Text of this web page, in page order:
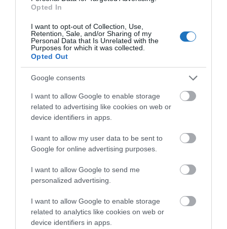
Opted In
I want to opt-out of Collection, Use,
Retention, Sale, and/or Sharing of my
Personal Data that Is Unrelated with the
Purposes for which it was collected.
Opted Out
Google consents
I want to allow Google to enable storage
related to advertising like cookies on web or
device identifiers in apps.
I want to allow my user data to be sent to
Google for online advertising purposes.
I want to allow Google to send me
personalized advertising.
I want to allow Google to enable storage
related to analytics like cookies on web or
device identifiers in apps.
megfelelően itt a 2. verzió valósult meg.
Közös minden típusban a víz, ami elengedhetetlen
része a japánkertnek és általában kút, vagy folyóka
formájában jelenik meg benne. A gyulai japánkert
tervezője ez utóbbit választotta ki a síkvidéki kert
Mindkét típusújapánkertkialakítása lehet:
shin – „igazi”, részletgazdag, szigorú formai
előírásoknak eleget tevő;
gyo – „egyszerű”, szabadabban kezelt, kevésbé
részletgazdag;
so – „vázlatos”, leegyszerűsített, szabad
kialakítású kert.